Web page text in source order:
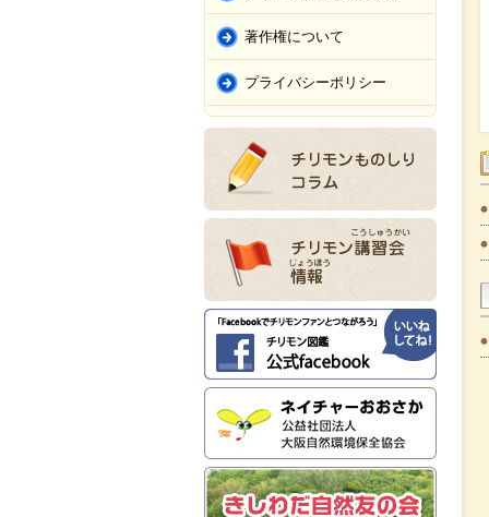
著作権について
プライバシーポリシー